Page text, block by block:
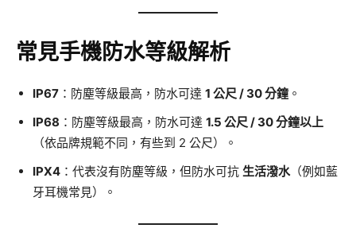
常見手機防水等級解析
IP67 ：防塵等級最高，防水可達 1 公尺 / 30 分鐘。
IP68 ：防塵等級最高，防水可達 1.5 公尺 / 30 分鐘以上
（依品牌規範不同，有些到 2 公尺）。
IPX4 ：代表沒有防塵等級，但防水可抗 生活潑水（例如藍
牙耳機常見）。